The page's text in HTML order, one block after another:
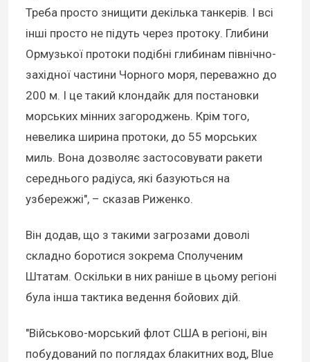
Треба просто знищити декілька танкерів. І всі
інші просто не підуть через протоку. Глибини
Ормузької протоки подібні глибинам північно-
західної частини Чорного моря, переважно до
200 м. І це такий клондайк для постановки
морських мінних загороджень. Крім того,
невелика ширина протоки, до 55 морських
миль. Вона дозволяє застосовувати ракети
середнього радіуса, які базуються на
узбережжі", – сказав Риженко.
Він додав, що з такими загрозами доволі
складно боротися зокрема Сполученим
Штатам. Оскільки в них раніше в цьому регіоні
була інша тактика ведення бойових дій.
"Військово-морський флот США в регіоні, він
побудований по поглядах блакитних вод, Blue